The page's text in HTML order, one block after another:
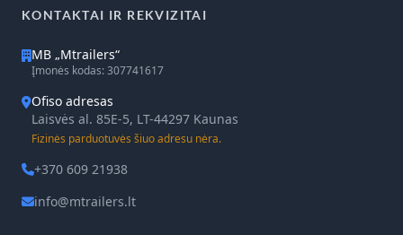
KONTAKTAI IR REKVIZITAI
MB „Mtrailers“
Įmonės kodas: 307741617
Ofiso adresas
Laisvės al. 85E-5, LT-44297 Kaunas
Fizinės parduotuvės šiuo adresu nėra.
+370 609 21938
info@mtrailers.lt